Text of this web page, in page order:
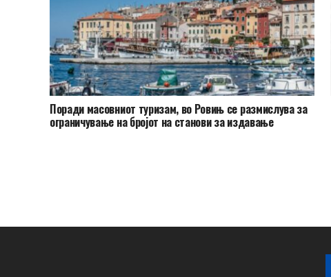
Поради масовниот туризам, во Ровињ се размислува за
ограничување на бројот на станови за издавање